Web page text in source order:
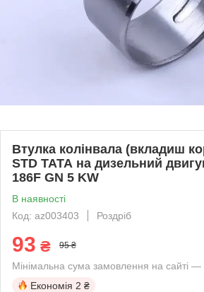
Втулка колінвала (вкладиш
STD ТАТА на дизельний
186F GN 5 KW
В наявності
Код: az003403
Роздріб
93 ₴ 95 ₴
Мінімальна сума замовлення на сайті
Економія 2 ₴